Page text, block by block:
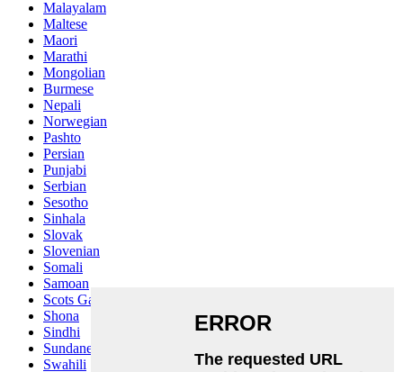
Malayalam
Maltese
Maori
Marathi
Mongolian
Burmese
Nepali
Norwegian
Pashto
Persian
Punjabi
Serbian
Sesotho
Sinhala
Slovak
Slovenian
Somali
Samoan
Scots Gaelic
Shona
Sindhi
Sundanese
Swahili